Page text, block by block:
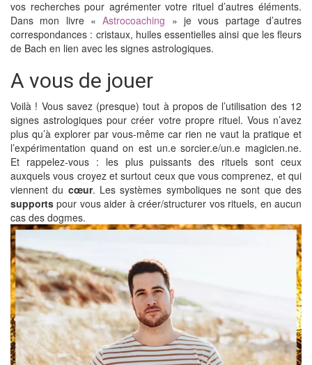
vos recherches pour agrémenter votre rituel d’autres éléments.
Dans mon livre «Astrocoaching » je vous partage d’autres
correspondances : cristaux, huiles essentielles ainsi que les fleurs
de Bach en lien avec les signes astrologiques.
A vous de jouer
Voilà ! Vous savez (presque) tout à propos de l’utilisation des 12
signes astrologiques pour créer votre propre rituel. Vous n’avez
plus qu’à explorer par vous-même car rien ne vaut la pratique et
l’expérimentation quand on est un.e sorcier.e/un.e magicien.ne.
Et rappelez-vous : les plus puissants des rituels sont ceux
auxquels vous croyez et surtout ceux que vous comprenez, et qui
viennent du cœur. Les systèmes symboliques ne sont que des
supports pour vous aider à créer/structurer vos rituels, en aucun
cas des dogmes.